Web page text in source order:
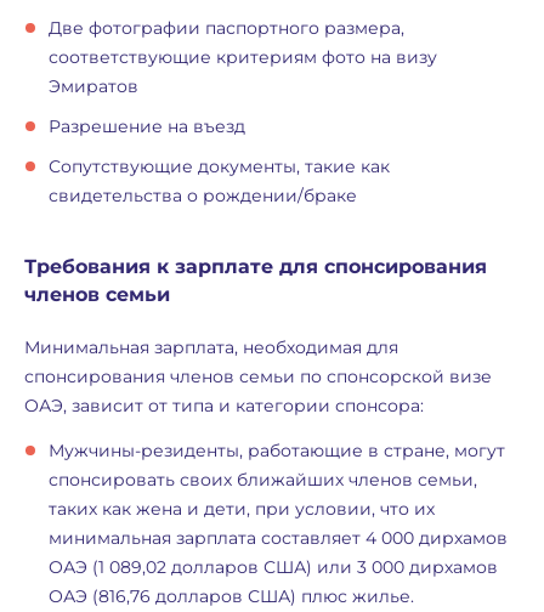
Две фотографии паспортного размера,
соответствующие критериям фото на визу
Эмиратов
Разрешение на въезд
Сопутствующие документы, такие как
свидетельства о рождении/браке
Требования к зарплате для спонсирования
членов семьи
Минимальная зарплата, необходимая для
спонсирования членов семьи по спонсорской визе
ОАЭ, зависит от типа и категории спонсора:
Мужчины-резиденты, работающие в стране, могут
спонсировать своих ближайших членов семьи,
таких как жена и дети, при условии, что их
минимальная зарплата составляет 4 000 дирхамов
ОАЭ (1 089,02 долларов США) или 3 000 дирхамов
ОАЭ (816,76 долларов США) плюс жилье.